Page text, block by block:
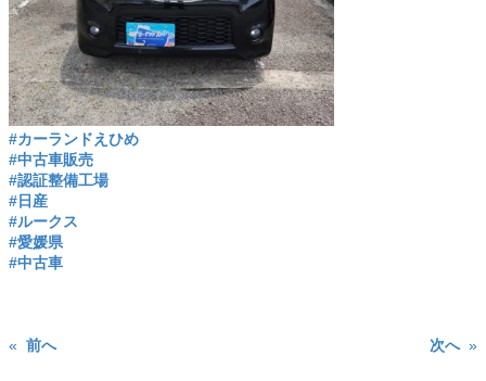
#カーランドえひめ
#中古車販売
#認証整備工場
#日産
#ルークス
#愛媛県
#中古車
« 前へ 次へ »